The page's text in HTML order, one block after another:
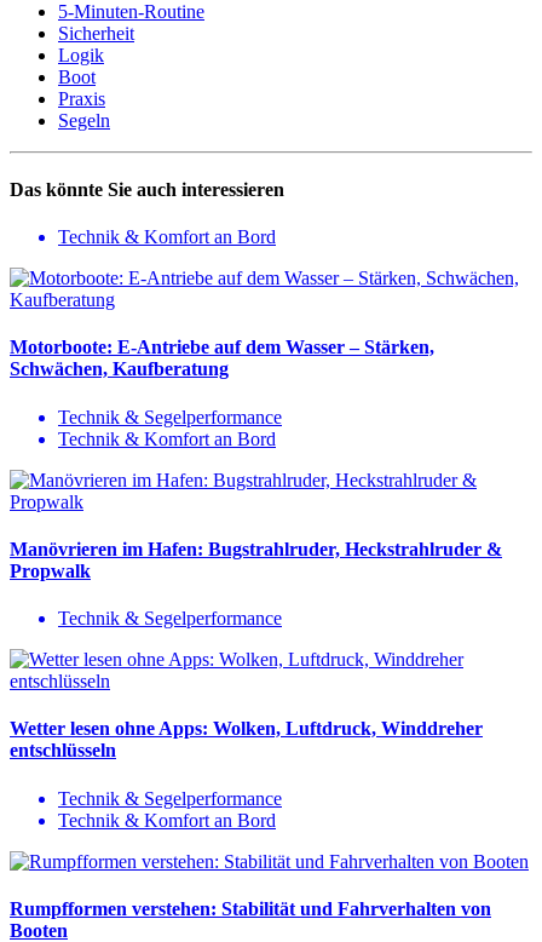
5-Minuten-Routine
Sicherheit
Logik
Boot
Praxis
Segeln
Das könnte Sie auch interessieren
Technik & Komfort an Bord
Motorboote: E-Antriebe auf dem Wasser – Stärken,
Schwächen, Kaufberatung
Technik & Segelperformance
Technik & Komfort an Bord
Manövrieren im Hafen: Bugstrahlruder, Heckstrahlruder &
Propwalk
Technik & Segelperformance
Wetter lesen ohne Apps: Wolken, Luftdruck, Winddreher
entschlüsseln
Technik & Segelperformance
Technik & Komfort an Bord
Rumpfformen verstehen: Stabilität und Fahrverhalten von
Booten